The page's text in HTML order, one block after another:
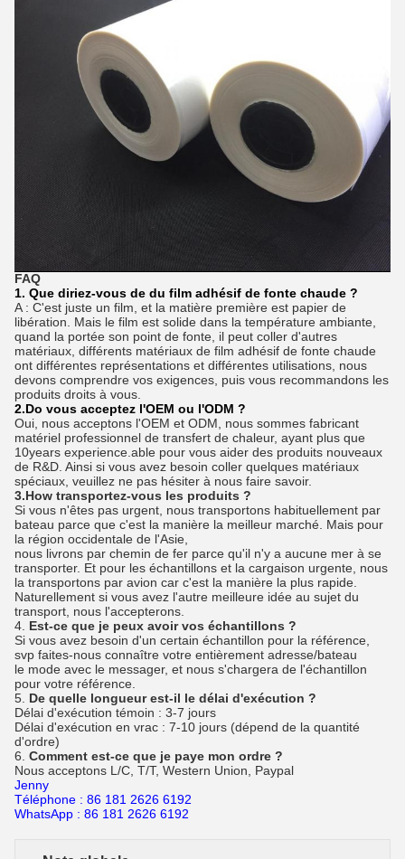
FAQ
1. Que diriez-vous de du film adhésif de fonte chaude ?
A : C'est juste un film, et la matière première est papier de
libération. Mais le film est solide dans la température ambiante,
quand la portée son point de fonte, il peut coller d'autres
matériaux, différents matériaux de film adhésif de fonte chaude
ont différentes représentations et différentes utilisations, nous
devons comprendre vos exigences, puis vous recommandons les
produits droits à vous.
2.Do vous acceptez l'OEM ou l'ODM ?
Oui, nous acceptons l'OEM et ODM, nous sommes fabricant
matériel professionnel de transfert de chaleur, ayant plus que
10years experience.able pour vous aider des produits nouveaux
de R&D. Ainsi si vous avez besoin coller quelques matériaux
spéciaux, veuillez ne pas hésiter à nous faire savoir.
3.How transportez-vous les produits ?
Si vous n'êtes pas urgent, nous transportons habituellement par
bateau parce que c'est la manière la meilleur marché. Mais pour
la région occidentale de l'Asie,
nous livrons par chemin de fer parce qu'il n'y a aucune mer à se
transporter. Et pour les échantillons et la cargaison urgente, nous
la transportons par avion car c'est la manière la plus rapide.
Naturellement si vous avez l'autre meilleure idée au sujet du
transport, nous l'accepterons.
4. Est-ce que je peux avoir vos échantillons ?
Si vous avez besoin d'un certain échantillon pour la référence,
svp faites-nous connaître votre entièrement adresse/bateau
le mode avec le messager, et nous s'chargera de l'échantillon
pour votre référence.
5. De quelle longueur est-il le délai d'exécution ?
Délai d'exécution témoin : 3-7 jours
Délai d'exécution en vrac : 7-10 jours (dépend de la quantité
d'ordre)
6. Comment est-ce que je paye mon ordre ?
Nous acceptons L/C, T/T, Western Union, Paypal
Jenny
Téléphone : 86 181 2626 6192
WhatsApp : 86 181 2626 6192